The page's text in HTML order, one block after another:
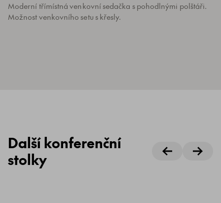
Moderní třímístná venkovní sedačka s pohodlnými polštáři.
Možnost venkovního setu s křesly.
Další konferenční
stolky